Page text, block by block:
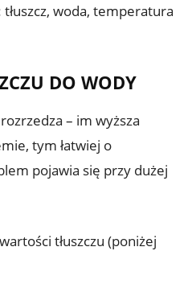
woda, temperatura
DO WODY
– im wyższa
tym łatwiej o
pojawia się przy dużej
tłuszczu (poniżej